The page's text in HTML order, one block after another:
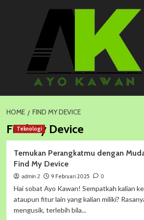
HOME FIND MY DEVICE
Find My Device
Teknologi
Temukan Perangkatmu dengan
Find My Device
admin 2 9 Februari 2025 0
Hai sobat Ayo Kawan! Sempatkah kalian
ataupun fitur lain yang kalian miliki?
mengusik, terlebih bila...